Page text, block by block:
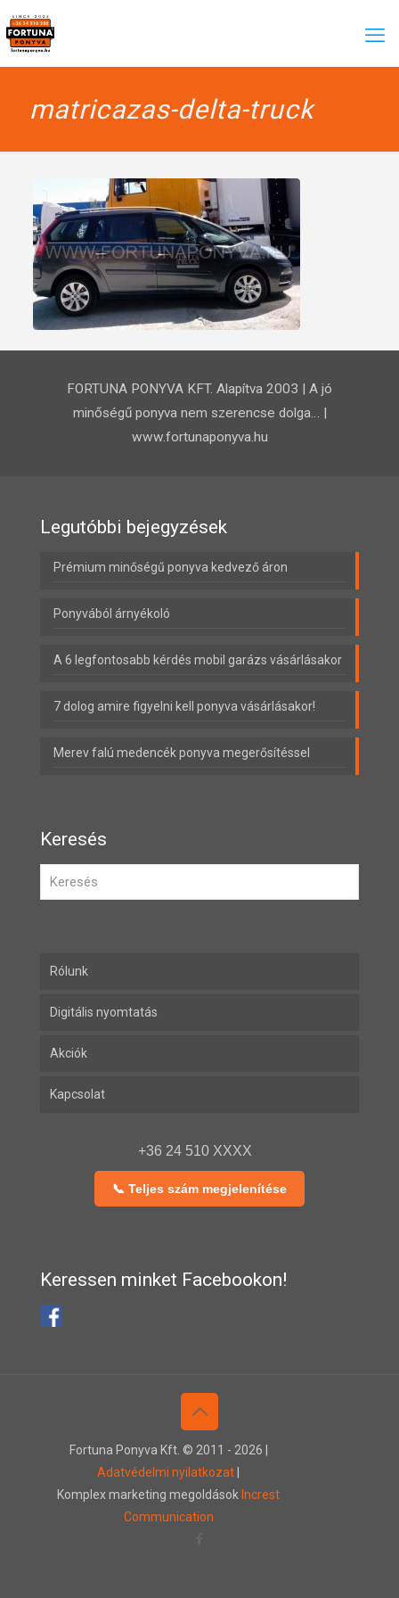
matricazas-delta-truck
FORTUNA PONYVA KFT. Alapítva 2003 | A jó
minőségű ponyva nem szerencse dolga… |
www.fortunaponyva.hu
Legutóbbi bejegyzések
Prémium minőségű ponyva kedvező áron
Ponyvából árnyékoló
A 6 legfontosabb kérdés mobil garázs vásárlásakor
7 dolog amire figyelni kell ponyva vásárlásakor!
Merev falú medencék ponyva megerősítéssel
Keresés
Rólunk
Digitális nyomtatás
Akciók
Kapcsolat
+36 24 510 XXXX
📞 Teljes szám megjelenítése
Keressen minket Facebookon!
Fortuna Ponyva Kft. © 2011 - 2026 |
Adatvédelmi nyilatkozat
Komplex marketing megoldások Increst
Communication